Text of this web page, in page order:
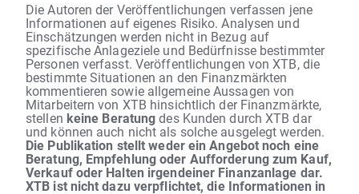
Die Autoren der Veröffentlichungen verfassen jene
Informationen auf eigenes Risiko. Analysen und
Einschätzungen werden nicht in Bezug auf
spezifische Anlageziele und Bedürfnisse bestimmter
Personen verfasst. Veröffentlichungen von XTB, die
bestimmte Situationen an den Finanzmärkten
kommentieren sowie allgemeine Aussagen von
Mitarbeitern von XTB hinsichtlich der Finanzmärkte,
stellen keine Beratungdes Kunden durch XTB dar
und können auch nicht als solche ausgelegt werden.
Die Publikation stellt weder ein Angebot noch eine
Beratung, Empfehlung oder Aufforderung zum Kauf,
Verkauf oder Halten irgendeiner Finanzanlage dar.
XTB ist nicht dazu verpflichtet, die Informationen in